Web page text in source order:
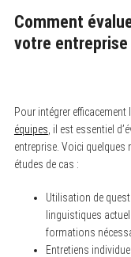
Comment
votre entreprise
Pour intégrer efficacement
équipes , il est essentiel
entreprise. Voici
études de cas :
Utilisation de
linguistiques
formations
Entretiens